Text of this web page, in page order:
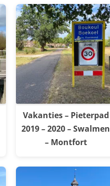
Vakanties – Pieterpad
2019 – 2020 – Swalmen
– Montfort